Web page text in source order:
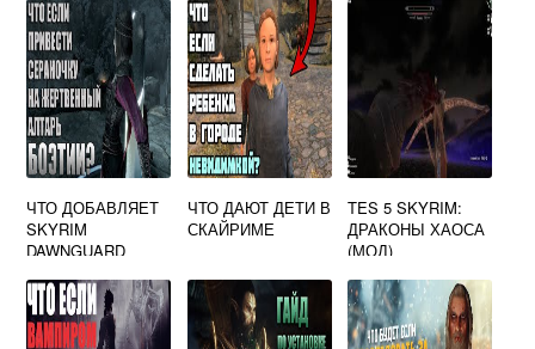
ЧТО ДОБАВЛЯЕТ
SKYRIM
DAWNGUARD
ЧТО ДАЮТ ДЕТИ В
СКАЙРИМЕ
TES 5 SKYRIM:
ДРАКОНЫ ХАОСА
(МОД)